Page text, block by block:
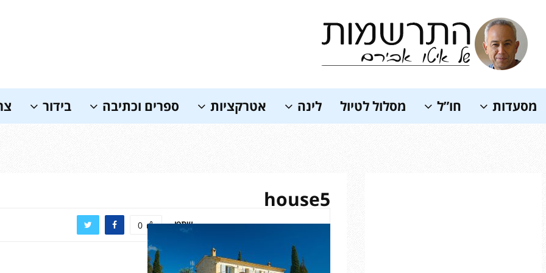
מסעדות חו”ל מסלול לטיול לינה אטרקציות ספרים וכתיבה בידור
house5
שתפו 0